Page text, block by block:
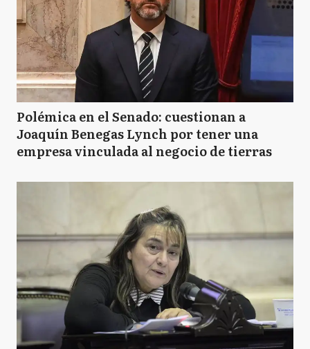
Polémica en el Senado: cuestionan a
Joaquín Benegas Lynch por tener una
empresa vinculada al negocio de tierras